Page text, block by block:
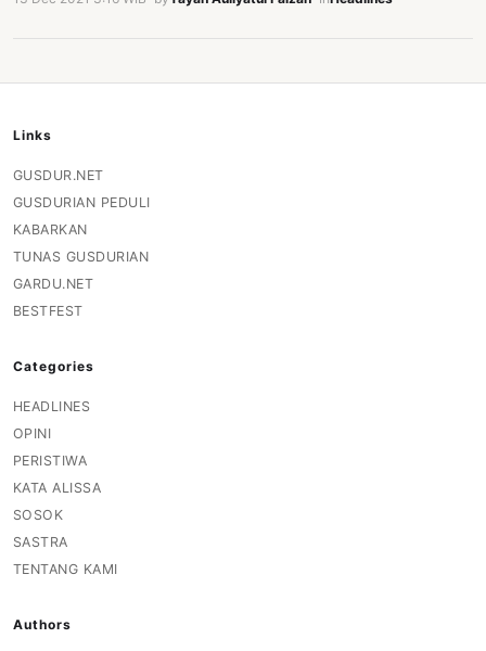
Links
GUSDUR.NET
GUSDURIAN PEDULI
KABARKAN
TUNAS GUSDURIAN
GARDU.NET
BESTFEST
Categories
HEADLINES
OPINI
PERISTIWA
KATA ALISSA
SOSOK
SASTRA
TENTANG KAMI
Authors